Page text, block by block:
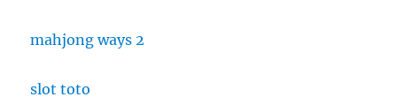
mahjong ways 2
slot toto